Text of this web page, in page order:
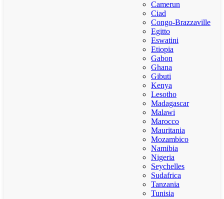
Camerun
Ciad
Congo-Brazzaville
Egitto
Eswatini
Etiopia
Gabon
Ghana
Gibuti
Kenya
Lesotho
Madagascar
Malawi
Marocco
Mauritania
Mozambico
Namibia
Nigeria
Seychelles
Sudafrica
Tanzania
Tunisia